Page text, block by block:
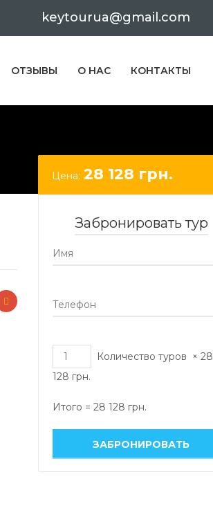
keytourua@gmail.com
ОТЗЫВЫ О НАС КОНТАКТЫ
Цена: 28 128 грн.
Забронировать тур
Количество туров ×28
128 грн.
Итого =28 128 грн.